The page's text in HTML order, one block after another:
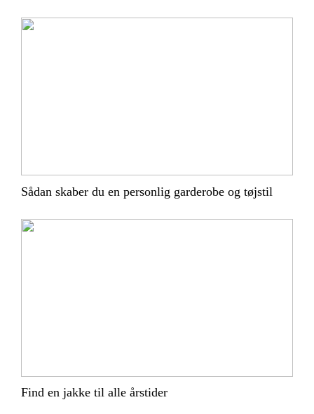
Sådan skaber du en personlig garderobe og tøjstil
Find en jakke til alle årstider